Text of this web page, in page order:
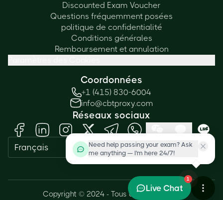
Discounted Exam Voucher
Questions fréquemment posées
politique de confidentialité
Conditions générales
Remboursement et annulation
Coordonnées
+1 (415) 830-6004
info@cbtproxy.com
Réseaux sociaux
Français
Copyright © 2024 - Tous droits réservés.
Need help passing your exam? Ask
me anything — I'm here 24/7!
1
Live Chat